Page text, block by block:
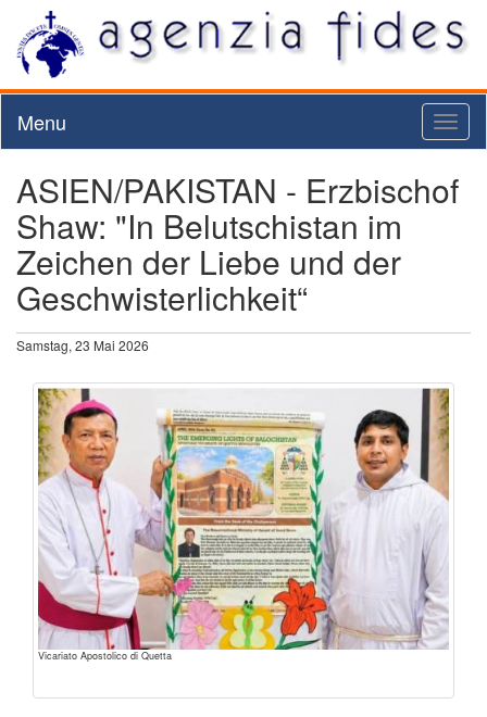
Menu
ASIEN/PAKISTAN - Erzbischof
Shaw: "In Belutschistan im
Zeichen der Liebe und der
Geschwisterlichkeit“
Samstag, 23 Mai 2026
Vicariato Apostolico di Quetta